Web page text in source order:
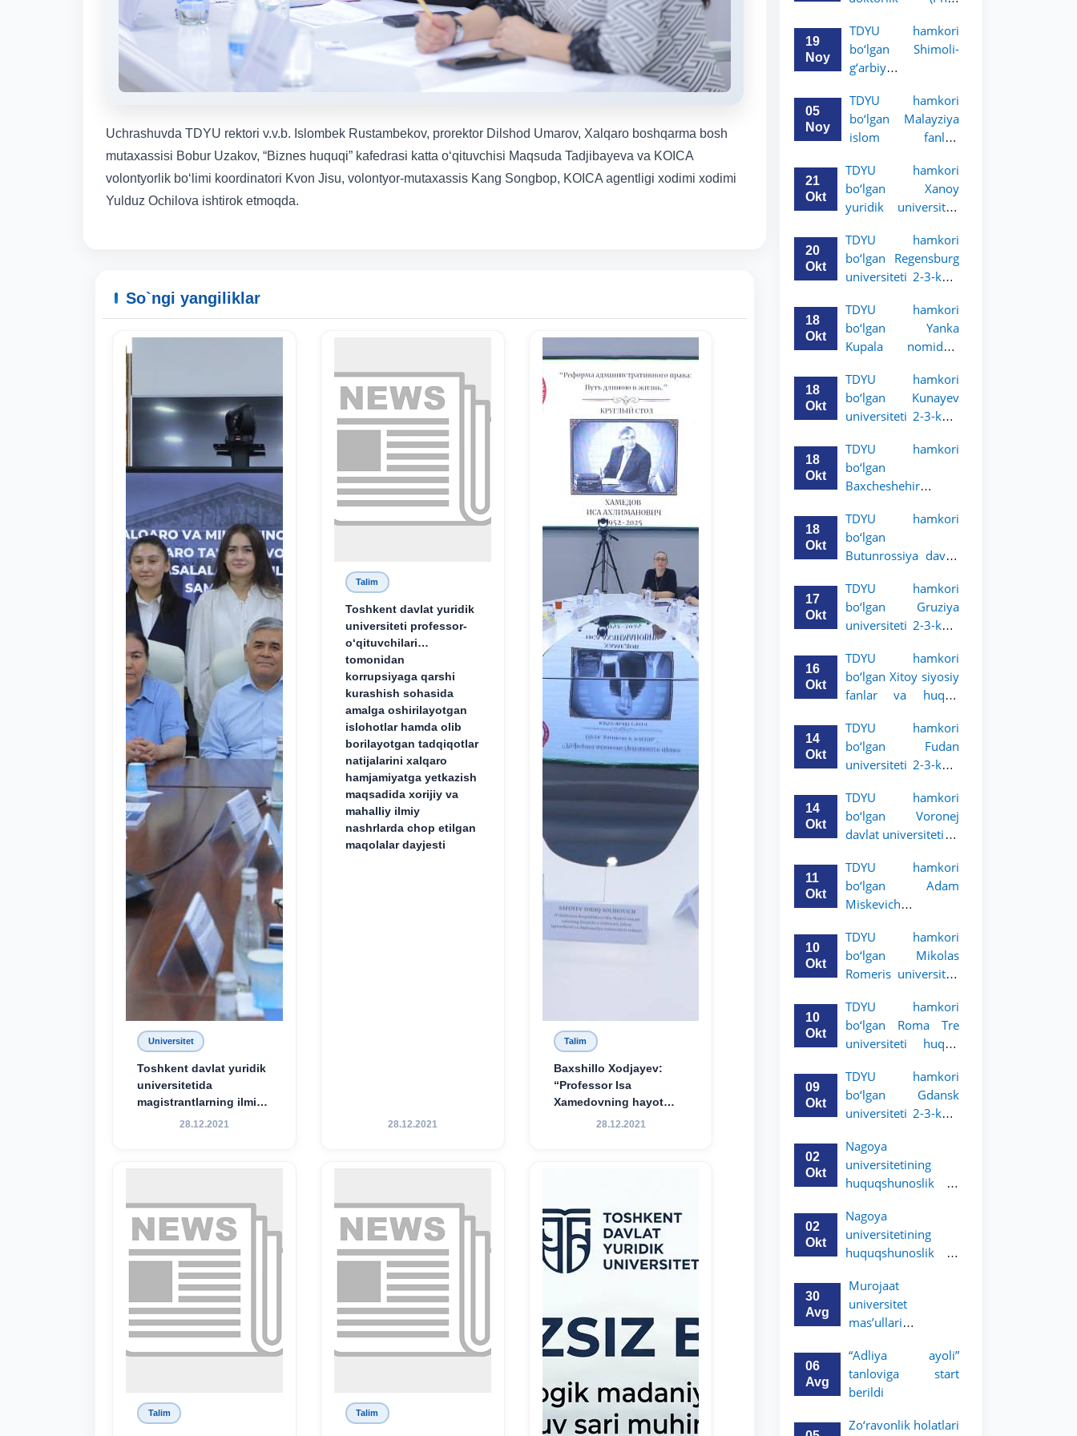
Uchrashuvda TDYU rektori v.v.b. Islombek Rustambekov, prorektor Dilshod Umarov, Xalqaro boshqarma bosh
mutaxassisi Bobur Uzakov, “Biznes huquqi” kafedrasi katta o‘qituvchisi Maqsuda Tadjibayeva va KOICA
volontyorlik boʻlimi koordinatori Kvon Jisu, volontyor-mutaxassis Kang Songbop, KOICA agentligi xodimi xodimi
Yulduz Ochilova ishtirok etmoqda.
So`ngi yangiliklar
Universitet
Toshkent davlat yuridik
universitetida
magistrantlarning ilmiy-
amaliy konferensiyasi
28.12.2021
Talim
Toshkent davlat yuridik
universiteti professor-
o‘qituvchilari
tomonidan
korrupsiyaga qarshi
kurashish sohasida
amalga oshirilayotgan
islohotlar hamda olib
borilayotgan tadqiqotlar
natijalarini xalqaro
hamjamiyatga yetkazish
maqsadida xorijiy va
mahalliy ilmiy
nashrlarda chop etilgan
maqolalar dayjesti
28.12.2021
Talim
Baxshillo Xodjayev:
“Professor Isa
Xamedovning hayot
yo‘li — ilm-fanga,
28.12.2021
Talim Talim
himoyasi bo‘lib
o‘tadi
19
Noy
TDYU hamkori
bo‘lgan Shimoli-
g‘arbiy
huquq universiteti
2-3-kurs talabalari
uchun akademik
e’lon qildi
05
Noy
TDYU hamkori
bo‘lgan Malayziya
islom fanlari
kurs talabalari
uchun akademik
mobillik dasturini
21
Okt
TDYU hamkori
bo‘lgan Xanoy
yuridik universiteti
talabalari uchun
akademik mobillik
dasturini e’lon qildi
20
Okt
TDYU hamkori
bo‘lgan Regensburg
universiteti 2-3-kurs
akademik mobillik
dasturini e’lon qildi
18
Okt
TDYU hamkori
bo‘lgan Yanka
Kupala nomidagi
universiteti 2-3-
bosqich talabalari
uchun akademik
e’lon qildi
18
Okt
TDYU hamkori
bo‘lgan Kunayev
universiteti 2-3-kurs
akademik mobillik
dasturini e’lon qiladi
18
Okt
TDYU hamkori
bo‘lgan
Baxcheshehir
bosqich talabalari
uchun akademik
mobillik dasturini
18
Okt
TDYU hamkori
bo‘lgan
Butunrossiya davlat
3-kurs talabalari
uchun akademik
mobillik dasturini
17
Okt
TDYU hamkori
bo‘lgan Gruziya
universiteti 2-3-kurs
akademik mobillik
dasturini e’lon qildi
16
Okt
TDYU hamkori
bo‘lgan Xitoy siyosiy
fanlar va huquq
talabalari uchun
akademik mobillik
dasturini e’lon qildi
14
Okt
TDYU hamkori
bo‘lgan Fudan
universiteti 2-3-kurs
akademik mobillik
dasturini e’lon qildi
14
Okt
TDYU hamkori
bo‘lgan Voronej
davlat universiteti 2-
uchun akademik
mobillik dasturini
e’lon qildi
11
Okt
TDYU hamkori
bo‘lgan Adam
Miskevich
bosqich talabalari
uchun akademik
mobillik dasturini
10
Okt
TDYU hamkori
bo‘lgan Mikolas
Romeris universiteti
uchun akademik
mobillik dasturini
e’lon qildi
10
Okt
TDYU hamkori
bo‘lgan Roma Tre
universiteti huquq
talabalari uchun
akademik mobillik
dasturini e’lon qildi
09
Okt
TDYU hamkori
bo‘lgan Gdansk
universiteti 2-3-kurs
akademik mobillik
dasturini e’lon qildi
02
Okt
Nagoya
universitetining
huquqshunoslik va
boʻyicha
magistratura dasturi
stipendiyasiga
qilish boshlandi
02
Okt
Nagoya
universitetining
huquqshunoslik va
boʻyicha
magistratura dasturi
stipendiyasiga
qilish boshlandi
30
Avg
Murojaat
universitet
mas’ullari
chiqilmoqda
06
Avg
“Adliya ayoli”
tanloviga start
berildi
Zo‘ravonlik holatlari